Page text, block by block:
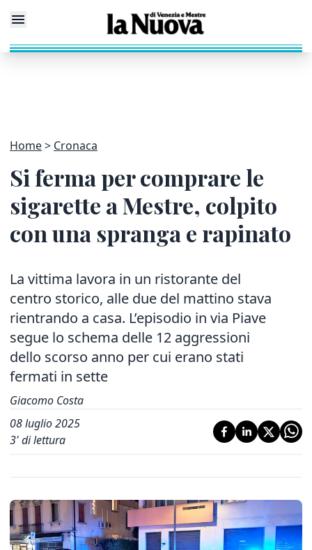
Home Cronaca
Si ferma per comprare le
sigarette a Mestre, colpito
con una spranga e rapinato
La vittima lavora in un ristorante del
centro storico, alle due del mattino stava
rientrando a casa. L’episodio in via Piave
segue lo schema delle 12 aggressioni
dello scorso anno per cui erano stati
fermati in sette
Giacomo Costa
08 luglio 2025
3' di lettura